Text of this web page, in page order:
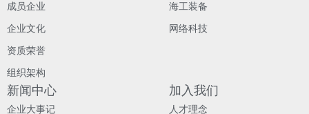
成员企业
企业文化
资质荣誉
组织架构
海工装备
网络科技
新闻中心
企业大事记
加入我们
人才理念